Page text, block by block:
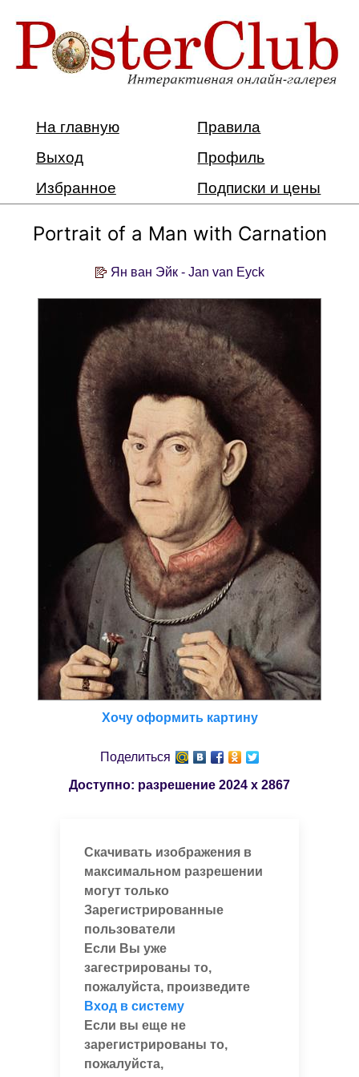
На главную
Правила
Выход
Профиль
Избранное
Подписки и цены
Portrait of a Man with Carnation
Ян ван Эйк - Jan van Eyck
Хочу оформить картину
Поделиться
Доступно: разрешение 2024 x 2867
Скачивать изображения в
максимальном разрешении
могут только
Зарегистрированные
пользователи
Если Вы уже
загестрированы то,
пожалуйста, произведите
Вход в систему
Если вы еще не
зарегистрированы то,
пожалуйста,